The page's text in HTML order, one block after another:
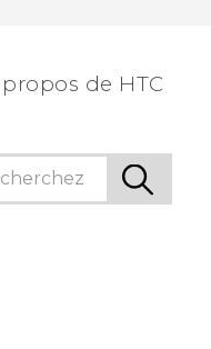
de HTC